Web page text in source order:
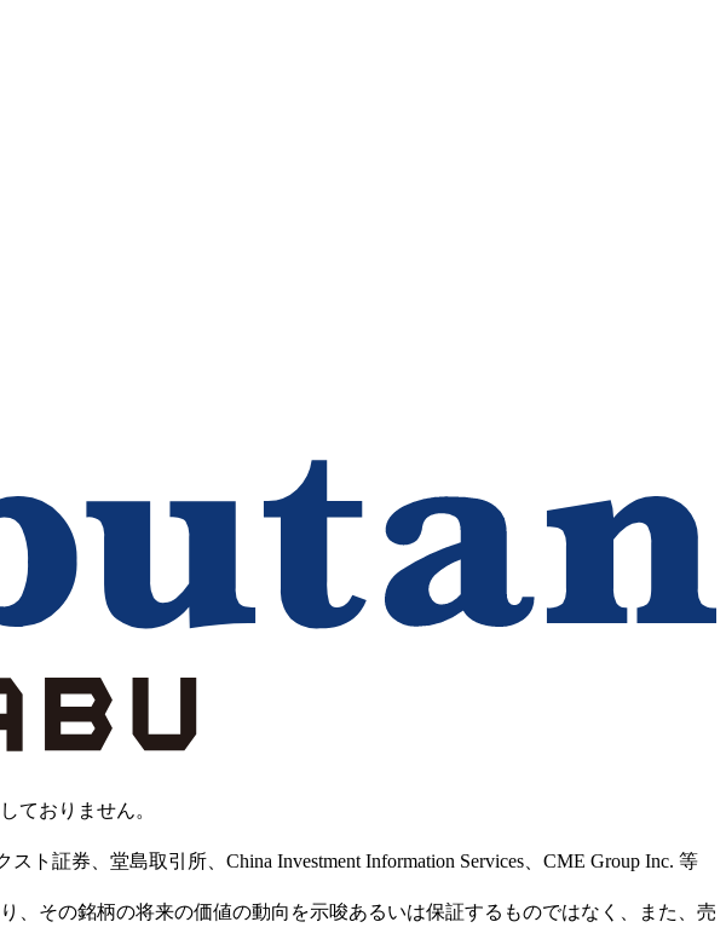
ておりません。
証券、堂島取引所、China Investment Information Services、CME Group Inc. 等
その銘柄の将来の価値の動向を示唆あるいは保証するものではなく、また、売